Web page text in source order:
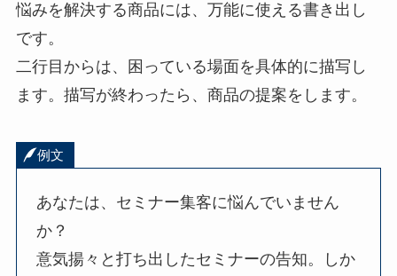
悩みを解決する商品には、万能に使える書き出し
です。
二行目からは、困っている場面を具体的に描写し
ます。描写が終わったら、商品の提案をします。
例文
あなたは、セミナー集客に悩んでいません
か？
意気揚々と打ち出したセミナーの告知。しか